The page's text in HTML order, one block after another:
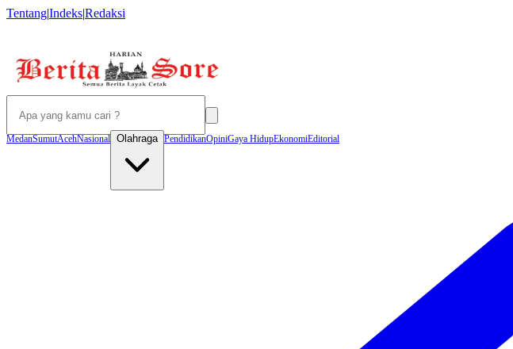
Tentang|Indeks|Redaksi
MedanSumutAcehNasional Olahraga PendidikanOpiniGaya HidupEkonomiEditorial